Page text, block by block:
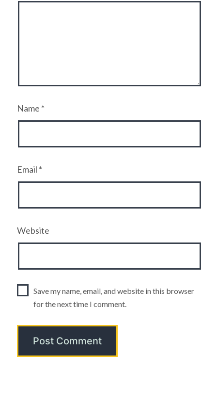
Name *
Email *
Website
Save my name, email, and website in this browser
for the next time I comment.